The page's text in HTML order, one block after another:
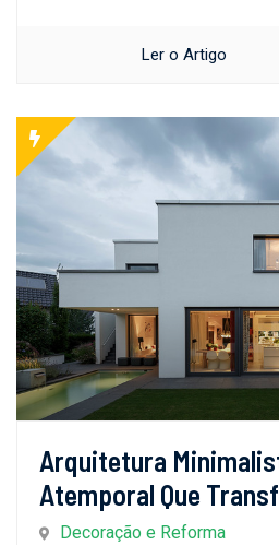
Ler o Artigo
Arquitetura
Atemporal Que
Decoração e Reforma